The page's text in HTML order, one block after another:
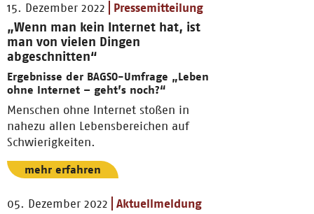
15. Dezember 2022 Pressemitteilung
„Wenn man kein Internet hat, ist
man von vielen Dingen
abgeschnitten“
Ergebnisse der BAGSO-Umfrage „Leben
ohne Internet – geht’s noch?“
Menschen ohne Internet stoßen in
nahezu allen Lebensbereichen auf
Schwierigkeiten.
mehr erfahren
05. Dezember 2022 Aktuellmeldung